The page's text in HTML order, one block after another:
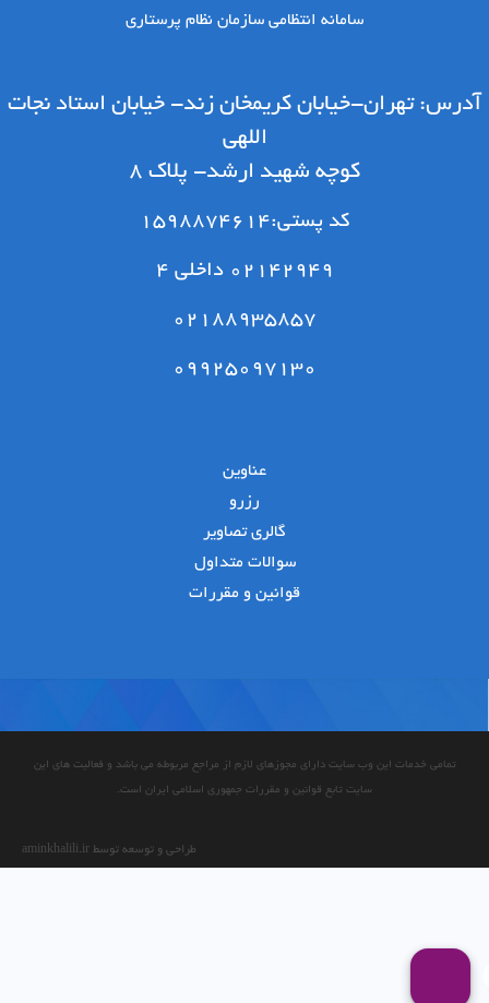
سامانه انتظامی سازمان نظام پرستاری
تهران-خیابان کریمخان زند- خیابان استاد نجات
اللهی
کوچه شهید ارشد- پلاک 8
کد پستی:1598874614
02142949 داخلی 4
02188935857
09925097130
عناوین
رزرو
گالری تصاویر
سوالات متداول
قوانین و مقررات
تمامی خدمات این وب سایت دارای مجوزهای لازم از مراجع مربوطه می باشد و فعالیت های این
سایت تابع قوانین و مقررات جمهوری اسلامی ایران است.
طراحی و توسعه توسط aminkhalili.ir